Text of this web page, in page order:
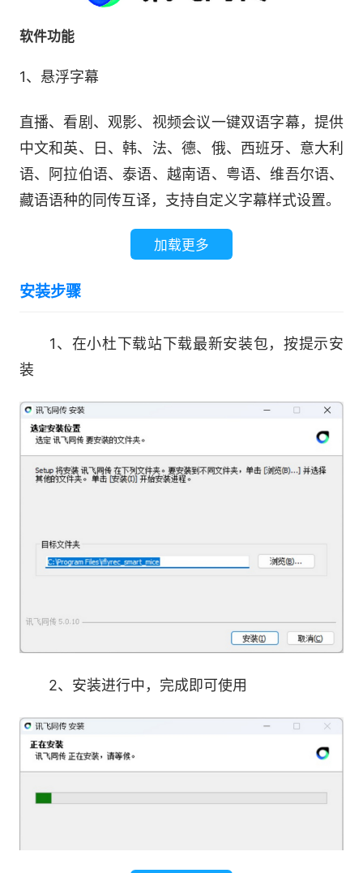
软件功能
1、悬浮字幕
直播、看剧、观影、视频会议一键双语字幕，提供
中文和英、日、韩、法、德、俄、西班牙、意大利
语、阿拉伯语、泰语、越南语、粤语、维吾尔语、
藏语语种的同传互译，支持自定义字幕样式设置。
2、快速同传
快捷自主创会，提供中文和英、日、韩、法、德、
俄、西班牙、意大利语、阿拉伯语、泰语、越南
语、粤语、维吾尔语、藏语语种的实时翻译，支持
字幕投屏、字幕分享、语音播报功能，实现看字
可以自定义样式设置，识别翻译更准确。
3、字幕分享
接查看实时文字字幕，可在手机/PAD/电脑等终端
加载更多
安装步骤
1、在小杜下载站下载最新安装包，按提示安
装
2、安装进行中，完成即可使用